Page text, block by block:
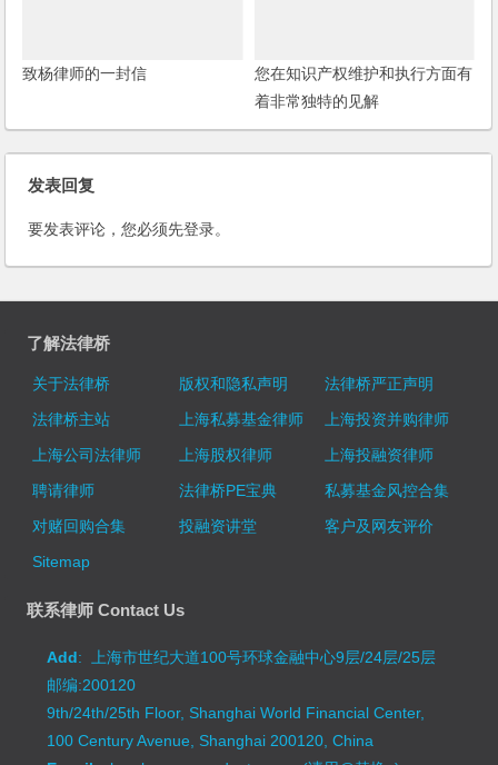
致杨律师的一封信
您在知识产权维护和执行方面有
着非常独特的见解
发表回复
要发表评论，您必须先登录。
了解法律桥
关于法律桥 版权和隐私声明
法律桥严正声明
法律桥主站
上海私募基金律师
上海投资并购律师
上海公司法律师
上海股权律师
上海投融资律师
聘请律师
法律桥PE宝典
私募基金风控合集
对赌回购合集
投融资讲堂
客户及网友评价
Sitemap
联系律师 Contact Us
Add: 上海市世纪大道100号环球金融中心9层/24层/25层
邮编:200120
9th/24th/25th Floor, Shanghai World Financial Center,
100 Century Avenue, Shanghai 200120, China